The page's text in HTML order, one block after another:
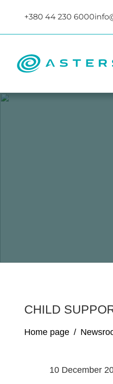
+380 44 230 6000
CHILD
Home page /
10 December